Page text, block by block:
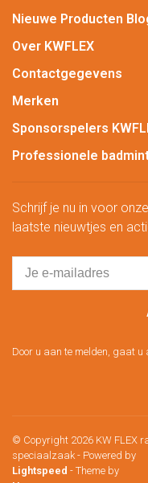
Nieuwe Producten
Over KWFLEX
Contactgegevens
Merken
Sponsorspelers
Professionele
Schrijf je nu in voor
laatste nieuwtjes en
Door u aan te melden, gaat u
© Copyright 2026 KW FLEX
speciaalzaak - Powered by
Lightspeed - Theme by